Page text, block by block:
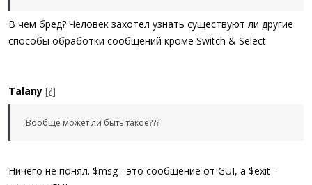
В чем бред? Человек захотел узнать существуют ли другие
способы обработки сообщений кроме Switch & Select
Talany [?]
Вообще может ли быть такое???
Ничего не понял. $msg - это сообщение от GUI, а $exit -